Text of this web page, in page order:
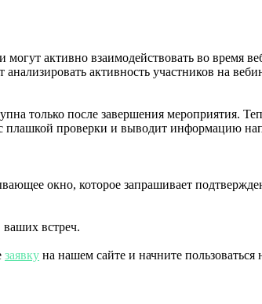
активно взаимодействовать во время
активность участников на
только после завершения мероприятия.
плашкой проверки и выводит информацию
окно, которое запрашивает
встреч.
заявку на нашем сайте и начните